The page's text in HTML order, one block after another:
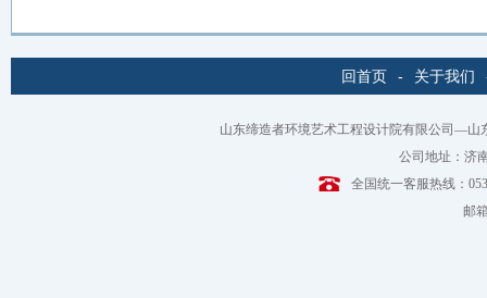
回首页 - 关于我们
山东缔造者环境艺术工程设计院有限公司—
公司地址：济
全国统一客服热线：
邮